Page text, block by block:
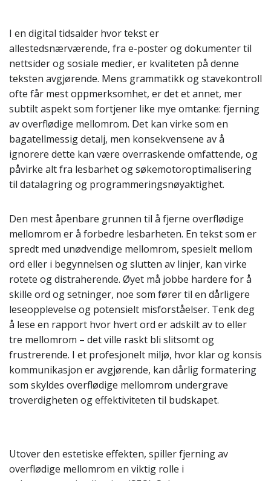
I en digital tidsalder hvor tekst er
allestedsnærværende, fra e-poster og dokumenter til
nettsider og sosiale medier, er kvaliteten på denne
teksten avgjørende. Mens grammatikk og stavekontroll
ofte får mest oppmerksomhet, er det et annet, mer
subtilt aspekt som fortjener like mye omtanke: fjerning
av overflødige mellomrom. Det kan virke som en
bagatellmessig detalj, men konsekvensene av å
ignorere dette kan være overraskende omfattende, og
påvirke alt fra lesbarhet og søkemotoroptimalisering
til datalagring og programmeringsnøyaktighet.
Den mest åpenbare grunnen til å fjerne overflødige
mellomrom er å forbedre lesbarheten. En tekst som er
spredt med unødvendige mellomrom, spesielt mellom
ord eller i begynnelsen og slutten av linjer, kan virke
rotete og distraherende. Øyet må jobbe hardere for å
skille ord og setninger, noe som fører til en dårligere
leseopplevelse og potensielt misforståelser. Tenk deg
å lese en rapport hvor hvert ord er adskilt av to eller
tre mellomrom – det ville raskt bli slitsomt og
frustrerende. I et profesjonelt miljø, hvor klar og konsis
kommunikasjon er avgjørende, kan dårlig formatering
som skyldes overflødige mellomrom undergrave
troverdigheten og effektiviteten til budskapet.
Utover den estetiske effekten, spiller fjerning av
overflødige mellomrom en viktig rolle i